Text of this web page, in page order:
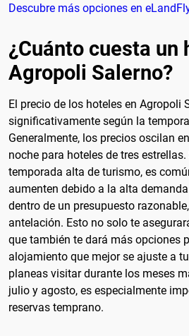
Descubre más opciones en
¿Cuánto cuesta un
Agropoli Salerno?
El precio de los hoteles en Agropoli
significativamente según la
Generalmente, los precios oscilan
noche para hoteles de tres
temporada alta de turismo, es
aumenten debido a la alta
dentro de un presupuesto
antelación. Esto no solo te
que también te dará más opciones
alojamiento que mejor se ajuste a
planeas visitar durante los meses
julio y agosto, es especialmente
reservas temprano.